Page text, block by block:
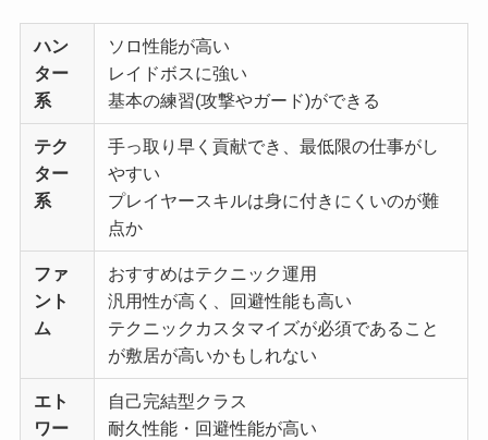
ハン
ター
系
ソロ性能が高い
レイドボスに強い
基本の練習(攻撃やガード)ができる
テク
ター
系
手っ取り早く貢献でき、最低限の仕事がし
やすい
プレイヤースキルは身に付きにくいのが難
点か
ファ
ント
ム
おすすめはテクニック運用
汎用性が高く、回避性能も高い
テクニックカスタマイズが必須であること
が敷居が高いかもしれない
エト
ワー
自己完結型クラス
耐久性能・回避性能が高い